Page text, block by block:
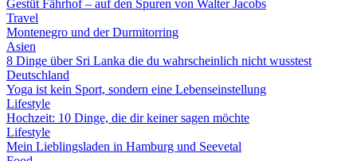
Gestüt Fährhof – auf den Spuren von Walter Jacobs
Travel
Montenegro und der Durmitorring
Asien
8 Dinge über Sri Lanka die du wahrscheinlich nicht wusstest
Deutschland
Yoga ist kein Sport, sondern eine Lebenseinstellung
Lifestyle
Hochzeit: 10 Dinge, die dir keiner sagen möchte
Lifestyle
Mein Lieblingsladen in Hamburg und Seevetal